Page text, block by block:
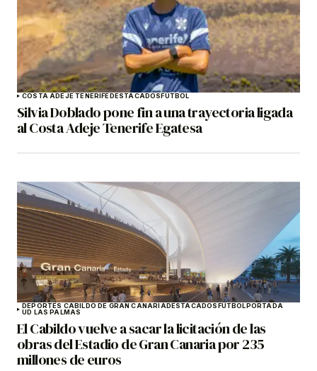
COSTA ADEJE TENERIFEDESTACADOSFÚTBOL
Silvia Doblado pone fin a una trayectoria ligada
al Costa Adeje Tenerife Egatesa
DEPORTES CABILDO DE GRAN CANARIADESTACADOSFÚTBOLPORTADA
UD LAS PALMAS
El Cabildo vuelve a sacar la licitación de las
obras del Estadio de Gran Canaria por 235
millones de euros